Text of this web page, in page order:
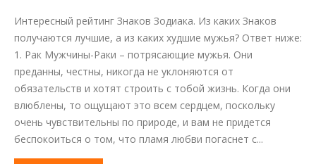
Интересный рейтинг Знаков Зодиака. Из каких Знаков
получаются лучшие, а из каких худшие мужья? Ответ ниже:
1. Рак Мужчины-Раки – потрясающие мужья. Они
преданны, честны, никогда не уклоняются от
обязательств и хотят строить с тобой жизнь. Когда они
влюблены, то ощущают это всем сердцем, поскольку
очень чувствительны по природе, и вам не придется
беспокоиться о том, что пламя любви погаснет с...